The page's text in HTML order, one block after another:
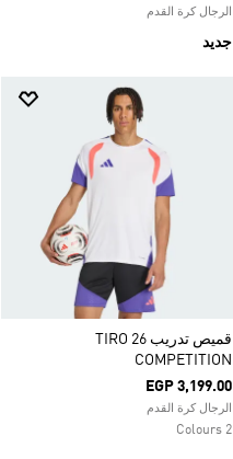
الرجال كرة القدم
جديد
قميص تدريب TIRO 26
COMPETITION
EGP 3,199.00
الرجال كرة القدم
2 Colours